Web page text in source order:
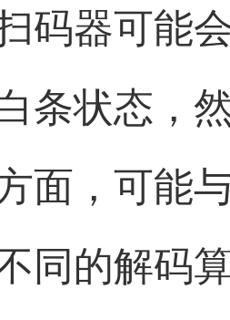
码器可能
条状态，
面，可能
同的解码